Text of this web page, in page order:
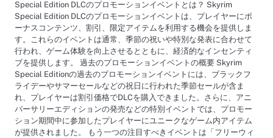
Special Edition DLCのプロモーションイベントとは？ Skyrim
Special Edition DLCのプロモーションイベントは、プレイヤーにボ
ーナスコンテンツ、割引、限定アイテムを利用する機会を提供しま
す。これらのイベントは通常、季節の祝いや特別な発表に合わせて
行われ、ゲーム体験を向上させるとともに、経済的なインセンティ
ブを提供します。 過去のプロモーションイベントの概要 Skyrim
Special Editionの過去のプロモーションイベントには、ブラックフ
ライデーやサマーセールなどの祝日に行われた季節セールが含ま
れ、プレイヤーは割引価格でDLCを購入できました。さらに、アニ
バーサリーエディションの発売などの特別イベントでは、プロモー
ション期間中に参加したプレイヤーにユニークなゲーム内アイテム
が提供されました。 もう一つの注目すべきイベントは「フリーウィ